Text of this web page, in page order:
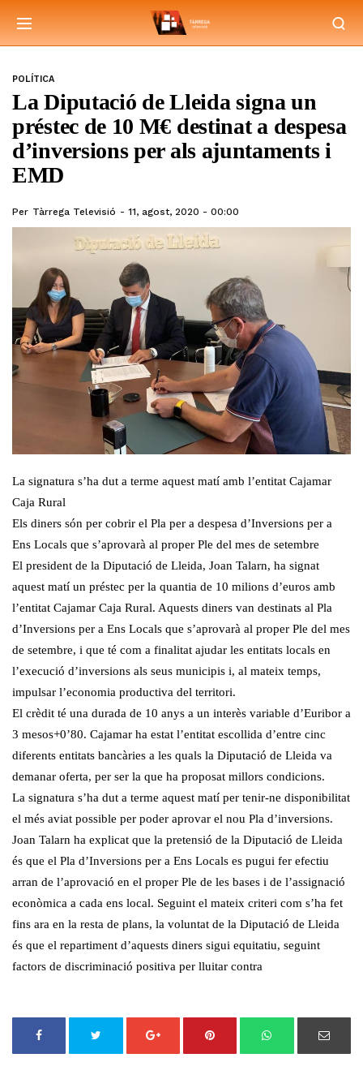
POLÍTICA
La Diputació de Lleida signa un
préstec de 10 M€ destinat a despesa
d’inversions per als ajuntaments i
EMD
Per Tàrrega Televisió 11, agost, 2020 - 00:00
La signatura s’ha dut a terme aquest matí amb l’entitat Cajamar
Caja Rural
Els diners són per cobrir el Pla per a despesa d’Inversions per a
Ens Locals que s’aprovarà al proper Ple del mes de setembre
El president de la Diputació de Lleida, Joan Talarn, ha signat
aquest matí un préstec per la quantia de 10 milions d’euros amb
l’entitat Cajamar Caja Rural. Aquests diners van destinats al Pla
d’Inversions per a Ens Locals que s’aprovarà al proper Ple del mes
de setembre, i que té com a finalitat ajudar les entitats locals en
l’execució d’inversions als seus municipis i, al mateix temps,
impulsar l’economia productiva del territori.
El crèdit té una durada de 10 anys a un interès variable d’Euribor a
3 mesos+0’80. Cajamar ha estat l’entitat escollida d’entre cinc
diferents entitats bancàries a les quals la Diputació de Lleida va
demanar oferta, per ser la que ha proposat millors condicions.
La signatura s’ha dut a terme aquest matí per tenir-ne disponibilitat
el més aviat possible per poder aprovar el nou Pla d’inversions.
Joan Talarn ha explicat que la pretensió de la Diputació de Lleida
és que el Pla d’Inversions per a Ens Locals es pugui fer efectiu
arran de l’aprovació en el proper Ple de les bases i de l’assignació
econòmica a cada ens local. Seguint el mateix criteri com s’ha fet
fins ara en la resta de plans, la voluntat de la Diputació de Lleida
és que el repartiment d’aquests diners sigui equitatiu, seguint
factors de discriminació positiva per lluitar contra